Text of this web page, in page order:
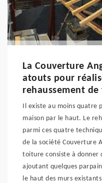
La Couverture
atouts pour
rehaussement
Il existe au moins quatre
maison par le haut. Le
parmi ces quatre
de la société Couverture
toiture consiste à donner
ajoutant quelques
le haut des murs